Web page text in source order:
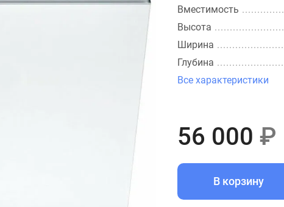
Вместимость
Высота
Ширина
Глубина
Все характеристики
56 000 ₽
В корзину